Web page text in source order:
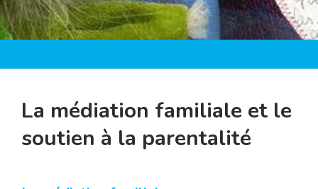
La médiation familiale et le
soutien à la parentalité